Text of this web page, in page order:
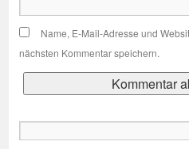
Name, E-Mail-Adresse und
nächsten Kommentar speichern.